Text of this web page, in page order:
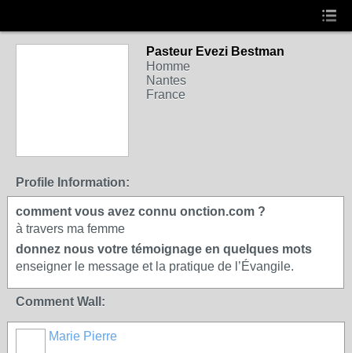
Pasteur Evezi Bestman
Homme
Nantes
France
Profile Information:
comment vous avez connu onction.com ?
à travers ma femme
donnez nous votre témoignage en quelques mots
enseigner le message et la pratique de l’Évangile.
Comment Wall:
Marie Pierre